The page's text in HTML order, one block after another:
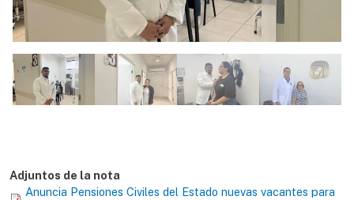
Adjuntos de la nota
Anuncia Pensiones Civiles del Estado nuevas vacantes para